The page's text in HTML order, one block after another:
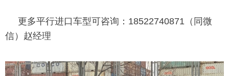
更多平行进口车型可咨询：18522740871（同微
信）赵经理